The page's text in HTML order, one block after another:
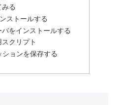
る
ストールする
をインストールする
クリプト
ョンを保存する